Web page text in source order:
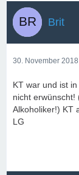
Brit
30. November
KT war und ist
nicht erwünscht!
Alkoholiker!) KT
LG